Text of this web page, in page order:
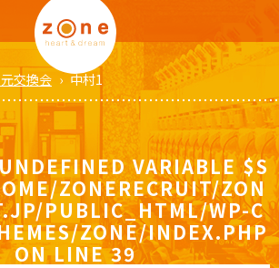
交換会 › 中村1
VARIABLE $S
ZONERECRUIT/ZON
PUBLIC_HTML/WP-C
ZONE/INDEX.PHP
ON LINE39